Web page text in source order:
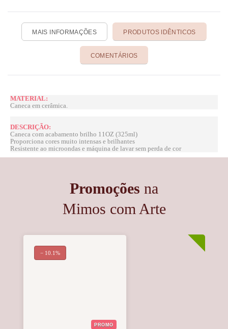
MAIS INFORMAÇÕES PRODUTOS IDÊNTICOS
COMENTÁRIOS
MATERIAL:
Caneca em cerâmica.
DESCRIÇÃO:
Caneca com acabamento brilho 11OZ (325ml)
Proporciona cores muito intensas e brilhantes
Resistente ao microondas e máquina de lavar sem perda de cor
Promoções na
Mimos com Arte
PROMO
− 10.1%